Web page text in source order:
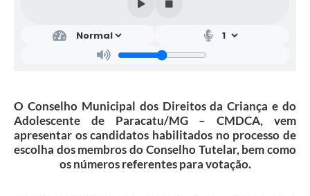
O Conselho Municipal dos Direitos da Criança e do
Adolescente de Paracatu/MG – CMDCA, vem
apresentar os candidatos habilitados no processo de
escolha dos membros do Conselho Tutelar, bem como
os números referentes para votação.